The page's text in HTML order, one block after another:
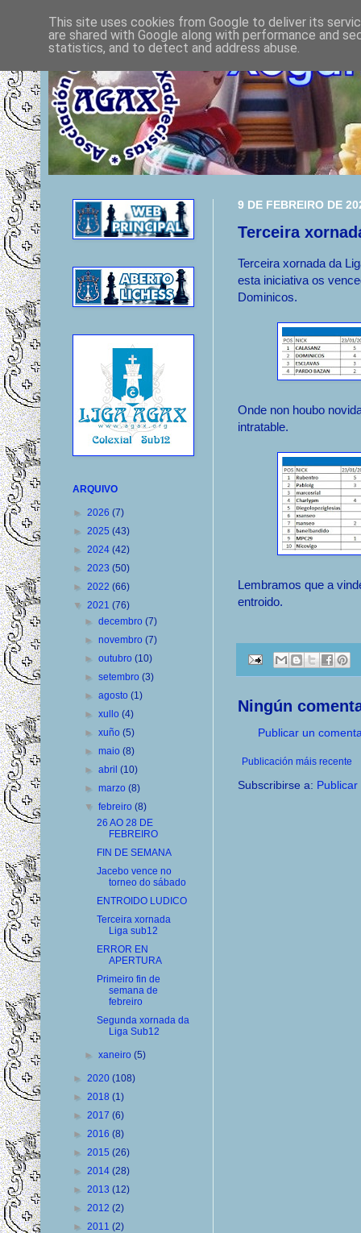
9 DE FEBREIRO DE
Terceira
Terceira xornada da
esta iniciativa os
Dominicos.
Onde non houbo
intratable.
Lembramos que a
entroido.
Ningún
Publicar un
Publicación máis recente
Subscribirse a:
ARQUIVO
► 2026 (7)
► 2025 (43)
► 2024 (42)
► 2023 (50)
► 2022 (66)
▼ 2021 (76)
►decembro(7)
►novembro(7)
►outubro(10)
►setembro(3)
►agosto(1)
►xullo(4)
►xuño(5)
►maio(8)
►abril(10)
►marzo(8)
▼febreiro(8)
26 AO 28 DE
FEBREIRO
FIN DE SEMANA
Jacebo vence no
torneo do sábado
ENTROIDO LUDICO
Terceira xornada
Liga sub12
ERROR EN
APERTURA
Primeiro fin de
semana de
febreiro
Segunda xornada da
Liga Sub12
►xaneiro(5)
► 2020 (108)
► 2018 (1)
► 2017 (6)
► 2016 (8)
► 2015 (26)
► 2014 (28)
► 2013 (12)
► 2012 (2)
► 2011 (2)
This site uses cookies from Google to deliver its
are shared with Google along with performance and
statistics, and to detect and address abuse.